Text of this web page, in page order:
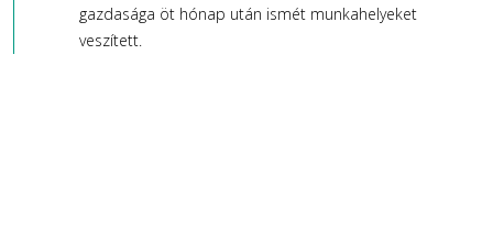
gazdasága öt hónap után ismét munkahelyeket
veszített.